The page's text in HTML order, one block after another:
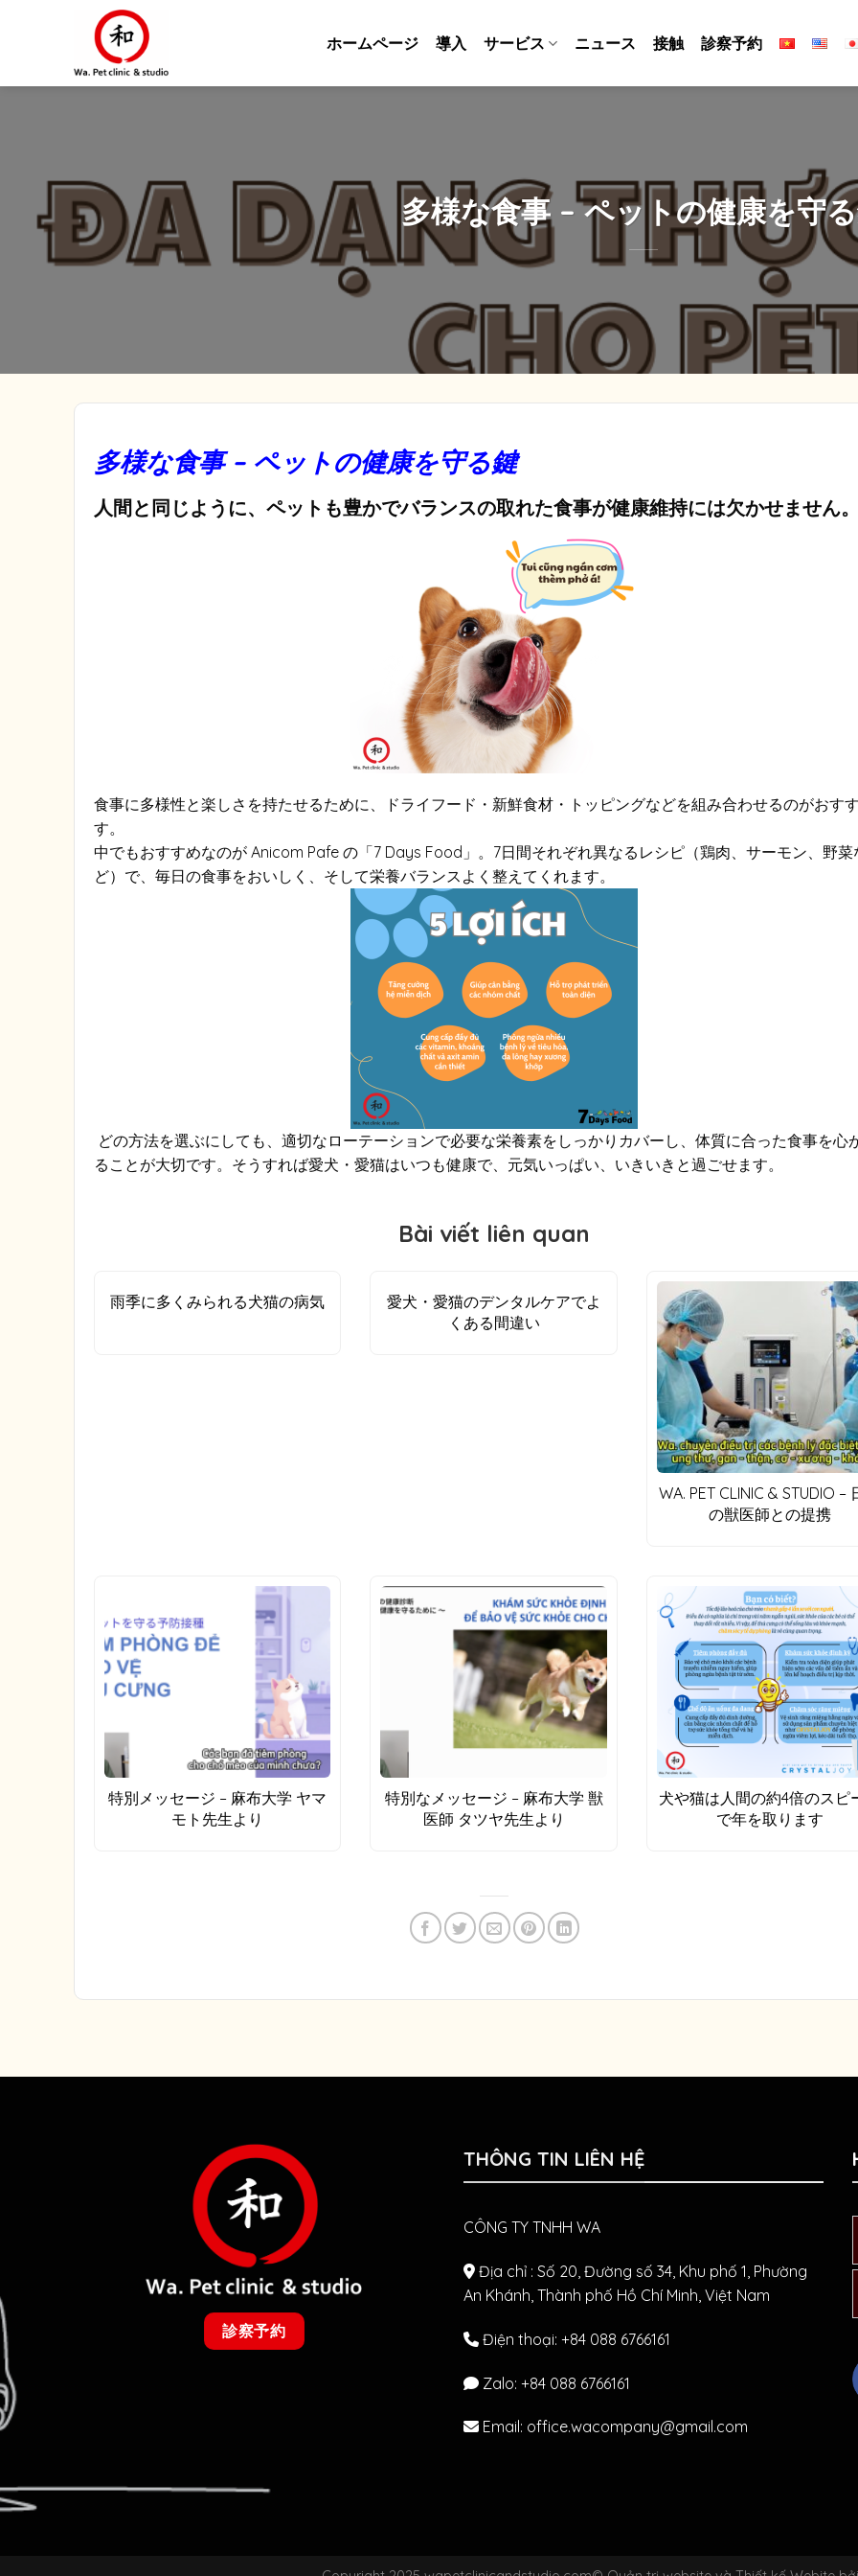
ホームページ 導入 サービス ニュース 接触 診察予約
多様な食事 – ペットの健康を守
多様な食事 – ペットの健康を守る鍵
人間と同じように、ペットも豊かでバランスの取れた食事が健康維持には欠かせません
食事に多様性と楽しさを持たせるために、ドライフード・新鮮食材・トッピングなどを組み合わせるのがおす
す。
中でもおすすめなのが Anicom Pafe の「7 Days Food」。7日間それぞれ異なるレシピ（鶏肉、サーモン、野菜
ど）で、毎日の食事をおいしく、そして栄養バランスよく整えてくれます。
どの方法を選ぶにしても、適切なローテーションで必要な栄養素をしっかりカバーし、体質に合った食事を心
ることが大切です。そうすれば愛犬・愛猫はいつも健康で、元気いっぱい、いきいきと過ごせます。
Bài viết liên quan
雨季に多くみられる犬猫の病気
愛犬・愛猫のデンタルケアでよ
くある間違い
WA. PET CLINIC & STUDIO –
の獣医師との提携
特別メッセージ – 麻布大学 ヤマ
モト先生より
特別なメッセージ – 麻布大学 獣
医師 タツヤ先生より
犬や猫は人間の約4倍のスピ
で年を取ります
診察予約
THÔNG TIN LIÊN HỆ
CÔNG TY TNHH WA
Địa chỉ : Số 20, Đường số 34, Khu phố 1, Phường
An Khánh, Thành phố Hồ Chí Minh, Việt Nam
Điện thoại: +84 088 6766161
Zalo: +84 088 6766161
Email: office.wacompany@gmail.com